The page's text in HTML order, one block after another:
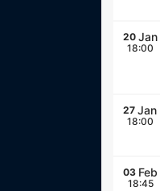
20 Jan
18:00
27 Jan
18:00
03 Feb
18:45